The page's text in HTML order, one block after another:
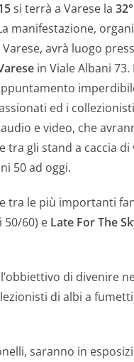
si terrà a Varese la
manifestazione,
avrà luogo
in Viale Albani 73.
ed i
e video, che
tra gli stand a caccia di
50 ad oggi.
tra le più importanti
50/60) e Late For The
di divenire
di albi a
saranno in